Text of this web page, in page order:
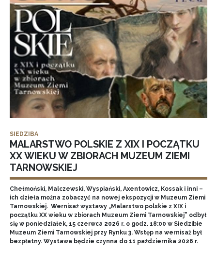
SIEDZIBA
MALARSTWO POLSKIE Z XIX I POCZĄTKU
XX WIEKU W ZBIORACH MUZEUM ZIEMI
TARNOWSKIEJ
Chełmoński, Malczewski, Wyspiański, Axentowicz, Kossak i inni –
ich dzieła można zobaczyć na nowej ekspozycji w Muzeum Ziemi
Tarnowskiej. Wernisaż wystawy „Malarstwo polskie z XIX i
początku XX wieku w zbiorach Muzeum Ziemi Tarnowskiej” odbył
się w poniedziałek, 15 czerwca 2026 r. o godz. 18:00 w Siedzibie
Muzeum Ziemi Tarnowskiej przy Rynku 3. Wstęp na wernisaż był
bezpłatny. Wystawa będzie czynna do 11 października 2026 r.